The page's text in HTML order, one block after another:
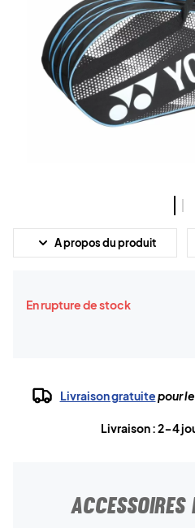
A propos du produit
En rupture de stock
Livraison gratuitepour
Livraison : 2-4
ACCESSOIRES